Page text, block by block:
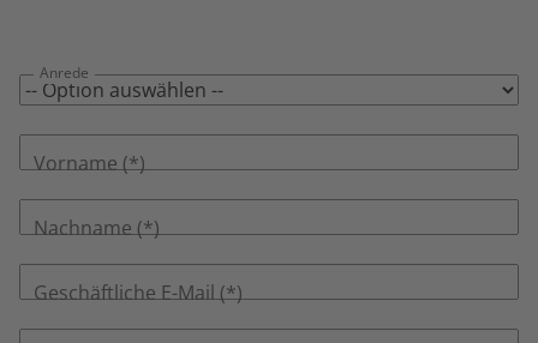
Anrede
Vorname
Nachname
Geschäftliche E-Mail